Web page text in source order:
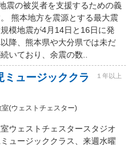
震の被災者を支援するための義
熊本地方を震源とする最大震
模地震が4月14日と16日に発
降、熊本県や大分県では未だ
いており、余震の数..
ミュージッククラ
１年以上
(ウェストチェスター)
ウェストチェスタースタジオ
ュージッククラス、来週水曜